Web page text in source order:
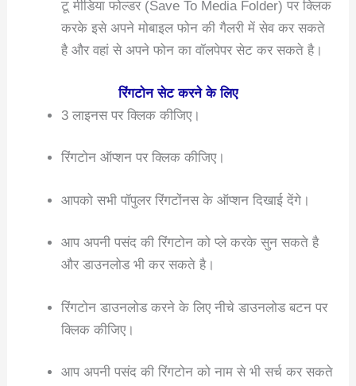
टू मीडिया फोल्डर (Save To Media Folder) पर क्लिक
करके इसे अपने मोबाइल फोन की गैलरी में सेव कर सकते
है और वहां से अपने फोन का वॉलपेपर सेट कर सकते है।
रिंगटोन सेट करने के लिए
3 लाइनस पर क्लिक कीजिए।
रिंगटोन ऑप्शन पर क्लिक कीजिए।
आपको सभी पॉपुलर रिंगटोंनस के ऑप्शन दिखाई देंगे।
आप अपनी पसंद की रिंगटोन को प्ले करके सुन सकते है
और डाउनलोड भी कर सकते है।
रिंगटोन डाउनलोड करने के लिए नीचे डाउनलोड बटन पर
क्लिक कीजिए।
आप अपनी पसंद की रिंगटोन को नाम से भी सर्च कर सकते